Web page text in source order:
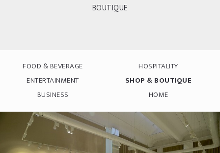
BOUTIQUE
FOOD & BEVERAGE
HOSPITALITY
ENTERTAINMENT
SHOP & BOUTIQUE
BUSINESS
HOME